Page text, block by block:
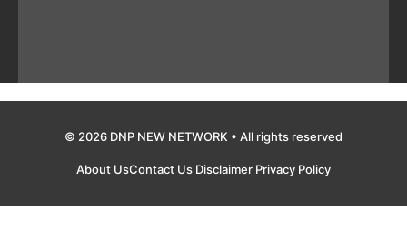
© 2026 DNP NEW NETWORK • All rights reserved
About UsContact Us Disclaimer Privacy Policy